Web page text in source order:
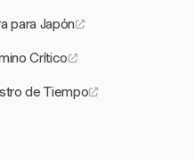
para Japón
Crítico
de Tiempo